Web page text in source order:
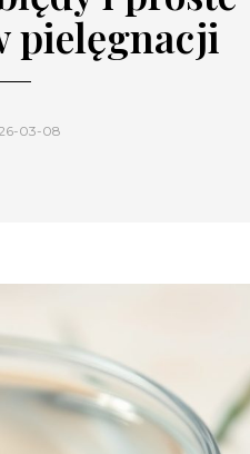
pielęgnacji
03-08